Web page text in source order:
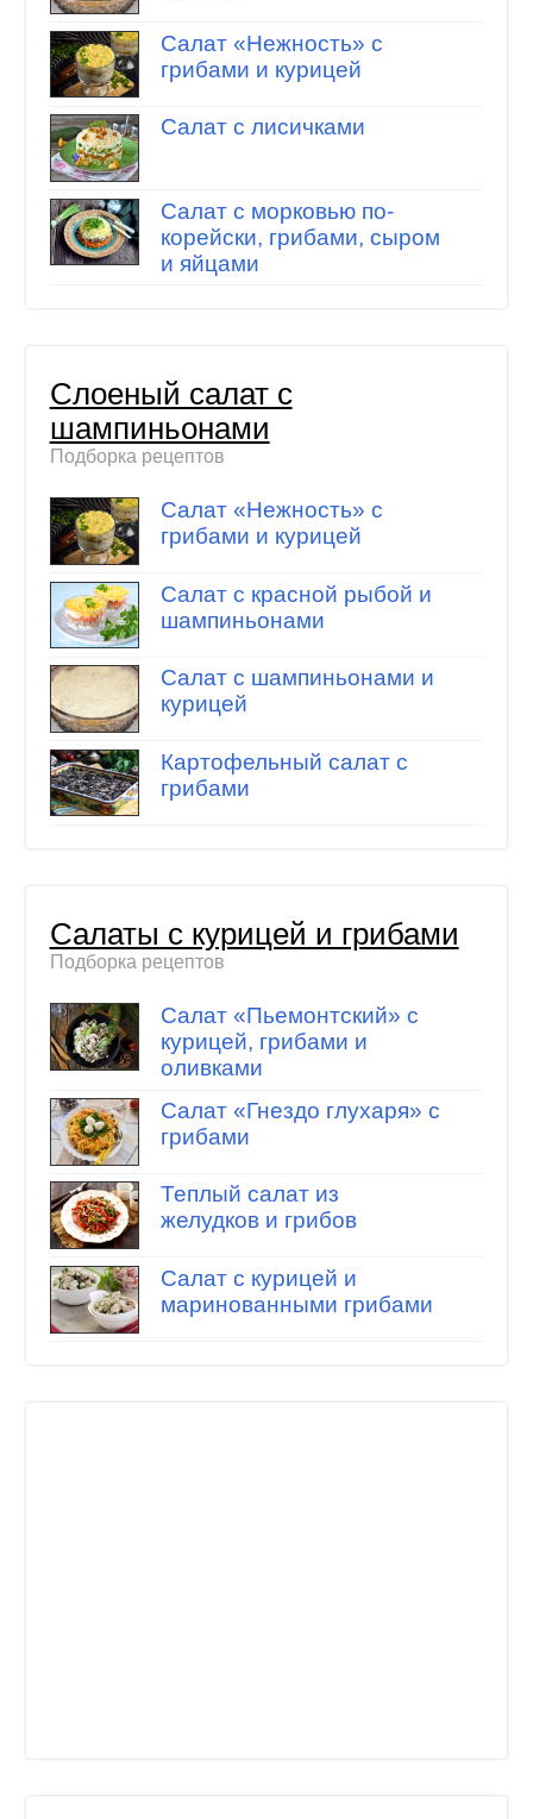
Салат «Нежность» с
грибами и курицей
Салат с лисичками
Салат с морковью по-
корейски, грибами, сыром
и яйцами
Слоеный салат с
шампиньонами
Подборка рецептов
Салат «Нежность» с
грибами и курицей
Салат с красной рыбой и
шампиньонами
Салат с шампиньонами и
курицей
Картофельный салат с
грибами
Салаты с курицей и грибами
Подборка рецептов
Салат «Пьемонтский» с
курицей, грибами и
оливками
Салат «Гнездо глухаря» с
грибами
Теплый салат из
желудков и грибов
Салат с курицей и
маринованными грибами